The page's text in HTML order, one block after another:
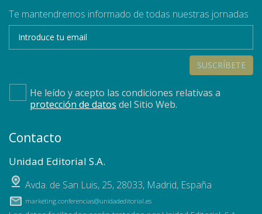
Te mantendremos informado de todas nuestras jornadas
SUSCRÍBETE
He leído y acepto las condiciones relativas a
protección de datos del Sitio Web.
Contacto
Unidad Editorial S.A.
Avda. de San Luis, 25, 28033, Madrid, España
marketing.conferencias@unidadeditorial.es